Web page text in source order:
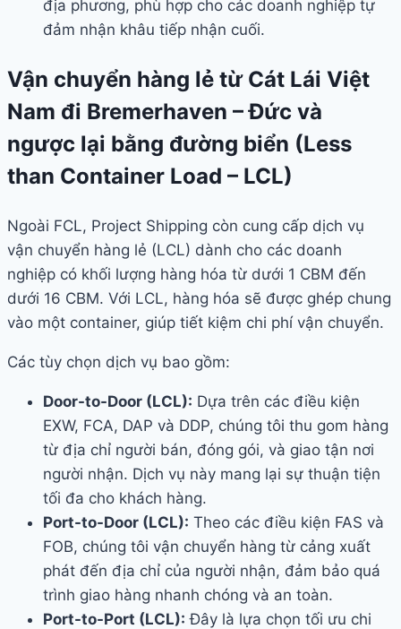
địa phương, phù hợp cho các doanh nghiệp tự
đảm nhận khâu tiếp nhận cuối.
Vận chuyển hàng lẻ từ Cát Lái Việt
Nam đi Bremerhaven – Đức và
ngược lại bằng đường biển (Less
than Container Load – LCL)
Ngoài FCL, Project Shipping còn cung cấp dịch vụ
vận chuyển hàng lẻ (LCL) dành cho các doanh
nghiệp có khối lượng hàng hóa từ dưới 1 CBM đến
dưới 16 CBM. Với LCL, hàng hóa sẽ được ghép chung
vào một container, giúp tiết kiệm chi phí vận chuyển.
Các tùy chọn dịch vụ bao gồm:
Door-to-Door (LCL): Dựa trên các điều kiện
EXW, FCA, DAP và DDP, chúng tôi thu gom hàng
từ địa chỉ người bán, đóng gói, và giao tận nơi
người nhận. Dịch vụ này mang lại sự thuận tiện
tối đa cho khách hàng.
Port-to-Door (LCL): Theo các điều kiện FAS và
FOB, chúng tôi vận chuyển hàng từ cảng xuất
phát đến địa chỉ của người nhận, đảm bảo quá
trình giao hàng nhanh chóng và an toàn.
Port-to-Port (LCL): Đây là lựa chọn tối ưu chi